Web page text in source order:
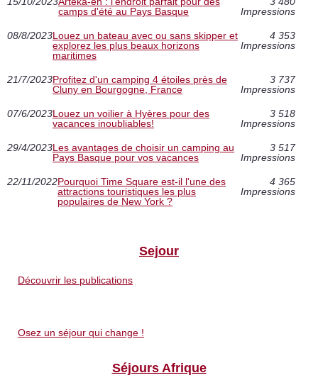
camps d'été au Pays Basque
Impressions
08/8/2023Louez un bateau avec ou sans skipper et
explorez les plus beaux horizons
maritimes
4 353
Impressions
21/7/2023Profitez d'un camping 4 étoiles près de
Cluny en Bourgogne, France
3 737
Impressions
07/6/2023Louez un voilier à Hyères pour des
vacances inoubliables!
3 518
Impressions
29/4/2023Les avantages de choisir un camping au
Pays Basque pour vos vacances
3 517
Impressions
22/11/2022Pourquoi Time Square est-il l'une des
attractions touristiques les plus
populaires de New York ?
4 365
Impressions
Sejour
Découvrir les publications
Osez un séjour qui change !
Séjours Afrique